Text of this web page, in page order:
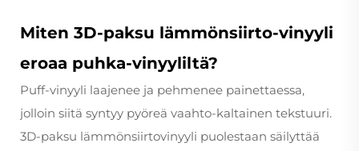
Miten 3D-paksu lämmönsiirto-vinyyli
eroaa puhka-vinyyliltä?
Puff-vinyyli laajenee ja pehmenee painettaessa,
jolloin siitä syntyy pyöreä vaahto-kaltainen tekstuuri.
3D-paksu lämmönsiirtovinyyli puolestaan säilyttää